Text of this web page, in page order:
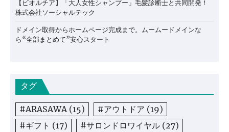
【ビオルチア】「大人女性シャンプー」毛髪診断士と共同開発！
株式会社ソーシャルテック
ドメイン取得からホームページ完成まで。ムームードメインな
ら“全部まとめて”安心スタート
タグ
#ARASAWA(15) #アウトドア (19)
#ギフト (17) #サロンドロワイヤル (27)